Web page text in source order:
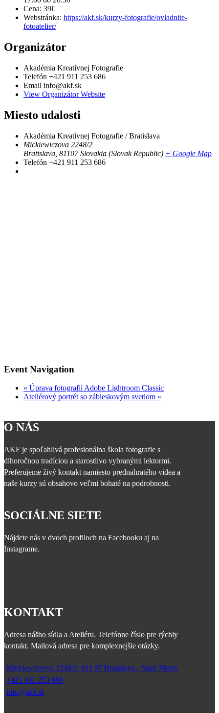
Cena: 39€
Webstránka: https://akf.sk/kurzy-fotografie/ovladnite-
fotoatelier/
Organizátor
Akadémia Kreatívnej Fotografie
Telefón +421 911 253 686
Email info@akf.sk
View Organizátor Website
Miesto udalosti
Akadémia Kreatívnej Fotografie / Bratislava
Mickiewiczova 2248/2
Bratislava 81107 Slovakia (Slovak Republic) + Google Map
Telefón +421 911 253 686
Event Navigation
« Úprava fotografií Adobe Lightroom Classic
Ateliérový portrét so zábleskovým svetlom »
O NÁS
AKF je spoľahlivá profesionálna škola fotografie s
dlhoročnou tradíciou a starostlivo vybranými lektormi.
Preferujeme živý kontakt namiesto prednahratého videa a
naše kurzy sú obsahovo veľmi bohaté na podrobnosti.
SOCIÁLNE SIETE
Nájdete nás v dvoch profiloch na Facebooku aj na
Instagrame.
KONTAKT
Adresa nášho sídla a Ateliéru. Telefónne číslo pre rýchly
kontakt. Mailová adresa pre komplexnejšie otázky.
Mickiewiczova 2248/2, 811 07 Bratislava - Staré Mesto
+421 911 253 686
info@akf.sk